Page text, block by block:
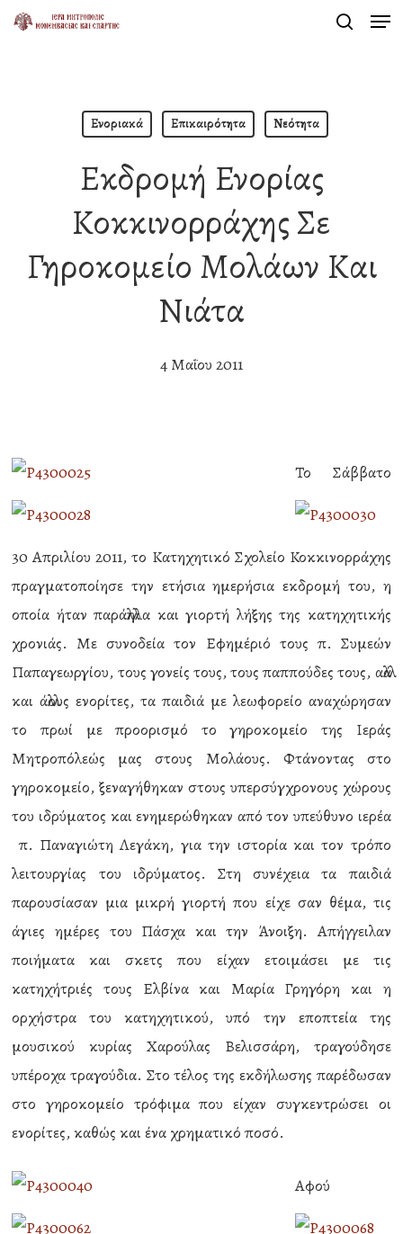
Skip
Ενοριακά Επικαιρότητα Νεότητα
Εκδρομή Ενορίας
Κοκκινορράχης Σε
Γηροκομείο Μολάων Και
Νιάτα
4 Μαΐου 2011
Το Σάββατο
30 Απριλίου 2011, το Κατηχητικό Σχολείο Κοκκινορράχης
πραγματοποίησε την ετήσια ημερήσια εκδρομή του, η
οποία ήταν παράλληλα και γιορτή λήξης της κατηχητικής
χρονιάς. Με συνοδεία τον Εφημέριό τους π. Συμεών
Παπαγεωργίου, τους γονείς τους, τους παππούδες τους, αλλά
και άλλους ενορίτες, τα παιδιά με λεωφορείο αναχώρησαν
το πρωί με προορισμό το γηροκομείο της Ιεράς
Μητροπόλεώς μας στους Μολάους. Φτάνοντας στο
γηροκομείο, ξεναγήθηκαν στους υπερσύγχρονους χώρους
του ιδρύματος και ενημερώθηκαν από τον υπεύθυνο ιερέα
π. Παναγιώτη Λεγάκη, για την ιστορία και τον τρόπο
λειτουργίας του ιδρύματος. Στη συνέχεια τα παιδιά
παρουσίασαν μια μικρή γιορτή που είχε σαν θέμα, τις
άγιες ημέρες του Πάσχα και την Άνοιξη. Απήγγειλαν
ποιήματα και σκετς που είχαν ετοιμάσει με τις
κατηχήτριές τους Ελβίνα και Μαρία Γρηγόρη και η
ορχήστρα του κατηχητικού, υπό την εποπτεία της
μουσικού κυρίας Χαρούλας Βελισσάρη, τραγούδησε
υπέροχα τραγούδια. Στο τέλος της εκδήλωσης παρέδωσαν
στο γηροκομείο τρόφιμα που είχαν συγκεντρώσει οι
ενορίτες, καθώς και ένα χρηματικό ποσό.
Αφού